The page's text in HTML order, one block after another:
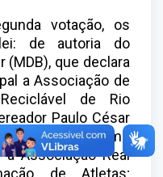
votação, os
de autoria do
(MDB), que declara
a Associação de
de Rio
Paulo César
como
a Associação Real